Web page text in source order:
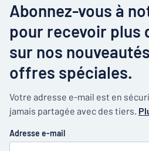
Abonnez-vous à
pour recevoir plus
sur nos
offres spéciales.
Votre adresse e-mail est en
jamais partagée avec des tiers.
Adresse e-mail